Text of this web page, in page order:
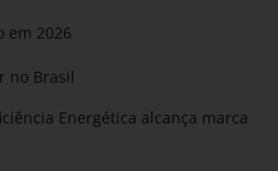
em 2026
no Brasil
Energética alcança marca